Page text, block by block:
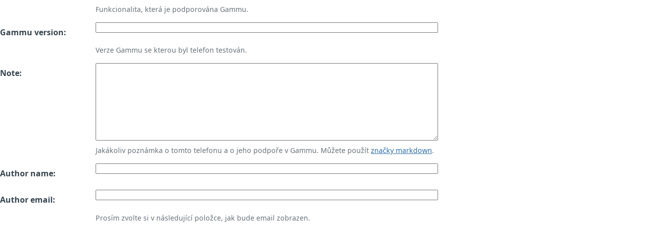
Funkcionalita, která je podporována Gammu.
Gammu version:
Verze Gammu se kterou byl telefon testován.
Note:
Jakákoliv poznámka o tomto telefonu a o jeho podpoře v Gammu. Můžete použít značky markdown.
Author name:
Author email:
Prosím zvolte si v následující položce, jak bude email zobrazen.